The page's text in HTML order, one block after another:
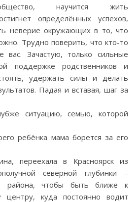
научится жить
определённых успехов,
неверие окружающих в то, что
Трудно поверить, что кто-то
вас. Зачастую, только сильные
поддержке родственников и
удержать силы и делать
Падая и вставая, шаг за
ситуацию, семью, которой
ребёнка мама борется за его
переехала в Красноярск из
северной глубинки –
района, чтобы быть ближе к
центру, куда постоянно водит